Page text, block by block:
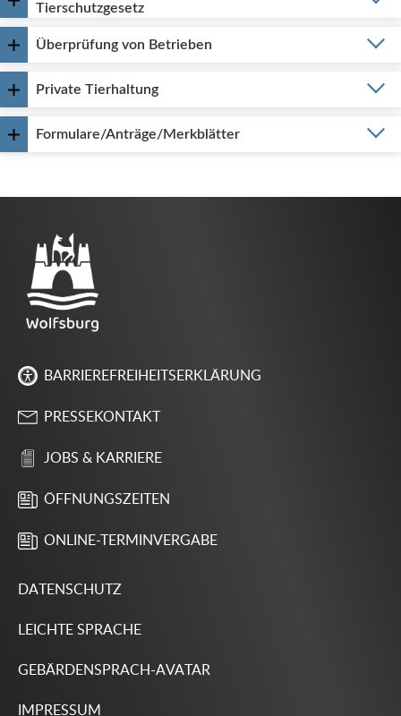
Tierschutzgesetz
Überprüfung von Betrieben
Private Tierhaltung
Formulare/Anträge/Merkblätter
BARRIEREFREIHEITSERKLÄRUNG
PRESSEKONTAKT
JOBS & KARRIERE
ÖFFNUNGSZEITEN
ONLINE-TERMINVERGABE
DATENSCHUTZ
LEICHTE SPRACHE
GEBÄRDENSPRACH-AVATAR
IMPRESSUM